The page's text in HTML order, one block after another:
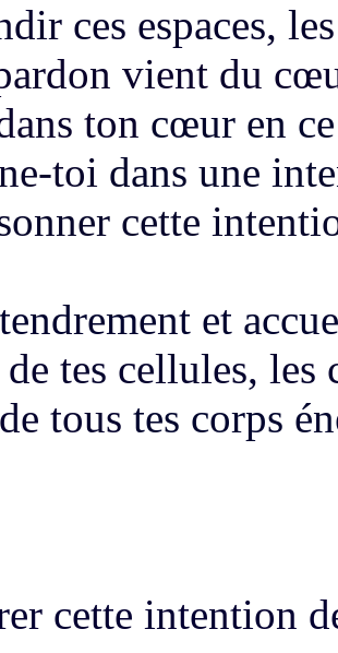
ces espaces,
vient du
ton cœur en
toi dans une
cette
et
de tes cellules,
tous tes corps
cette intention